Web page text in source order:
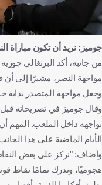
جوميز: نريد أن تكون مباراة
من جانبه، أكد البرتغالي
مواجهة النصر، مشيرًا إلى أن
وجعل مواجهة المتصدر بداية
وقال جوميز في تصريحاته
نواجهه داخل الملعب. المهم
الأيام الماضية على هذا
وأضاف: "نركز على بعض
هجوميًا، وندرك تمامًا نقاط